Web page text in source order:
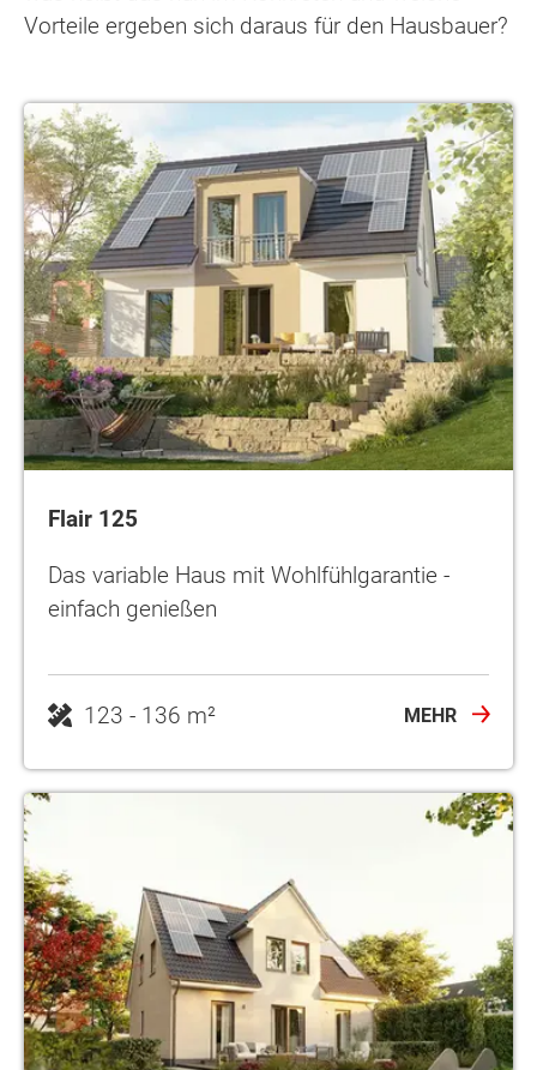
Vorteile ergeben sich daraus für den Hausbauer?
Flair 125
Das variable Haus mit Wohlfühlgarantie -
einfach genießen
123 - 136 m² MEHR